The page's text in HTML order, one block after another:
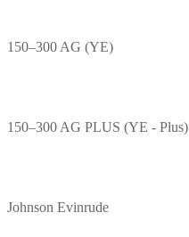
150–300 AG (YE)
150–300 AG PLUS (YE - Plus)
Johnson Evinrude